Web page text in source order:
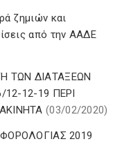
ζημιών και
από την ΑΑΔΕ
ΤΩΝ ΔΙΑΤΑΞΕΩΝ
12-19 ΠΕΡΙ
(03/02/2020)
2019